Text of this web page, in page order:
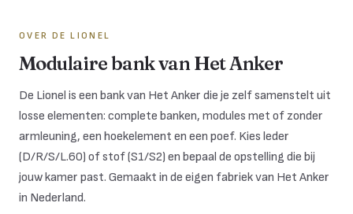
OVER DE LIONEL
Modulaire bank van Het Anker
De Lionel is een bank van Het Anker die je zelf samenstelt uit
losse elementen: complete banken, modules met of zonder
armleuning, een hoekelement en een poef. Kies leder
(D/R/S/L.60) of stof (S1/S2) en bepaal de opstelling die bij
jouw kamer past. Gemaakt in de eigen fabriek van Het Anker
in Nederland.